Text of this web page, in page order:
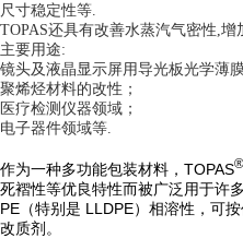
尺寸稳定性等.
TOPAS还具有改善水蒸汽气密性,
主要用途:
镜头及液晶显示屏用导光板光学薄
聚烯烃材料的改性；
医疗检测仪器领域；
电子器件领域等.
作为一种多功能包装材料，TOPAS®
死褶性等优良特性而被广泛用于许
PE（特别是 LLDPE）相溶性，可
改质剂。